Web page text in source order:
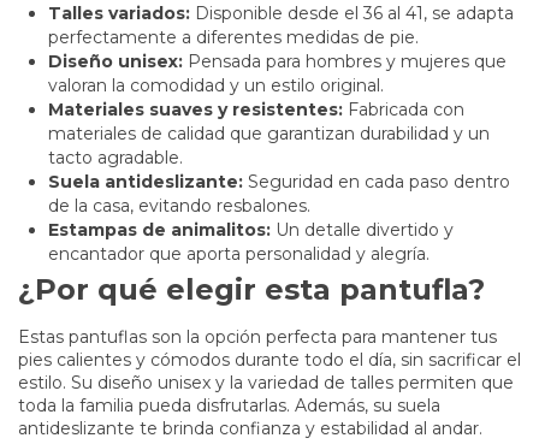
Talles variados: Disponible desde el 36 al 41, se adapta
perfectamente a diferentes medidas de pie.
Diseño unisex: Pensada para hombres y mujeres que
valoran la comodidad y un estilo original.
Materiales suaves y resistentes: Fabricada con
materiales de calidad que garantizan durabilidad y un
tacto agradable.
Suela antideslizante: Seguridad en cada paso dentro
de la casa, evitando resbalones.
Estampas de animalitos: Un detalle divertido y
encantador que aporta personalidad y alegría.
¿Por qué elegir esta pantufla?
Estas pantuflas son la opción perfecta para mantener tus
pies calientes y cómodos durante todo el día, sin sacrificar el
estilo. Su diseño unisex y la variedad de talles permiten que
toda la familia pueda disfrutarlas. Además, su suela
antideslizante te brinda confianza y estabilidad al andar.